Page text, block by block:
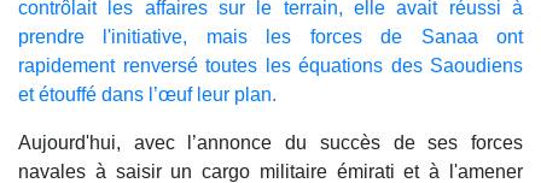
contrôlait les affaires sur le terrain, elle avait réussi à
prendre l'initiative, mais les forces de Sanaa ont
rapidement renversé toutes les équations des Saoudiens
et étouffé dans l’œuf leur plan.
Aujourd'hui, avec l’annonce du succès de ses forces
navales à saisir un cargo militaire émirati et à l'amener